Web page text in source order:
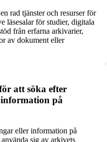
rad tjänster och resurser för
läsesalar för studier, digitala
från erfarna arkivarier,
av dokument eller
att söka efter
på
eller information på
sig av arkivets